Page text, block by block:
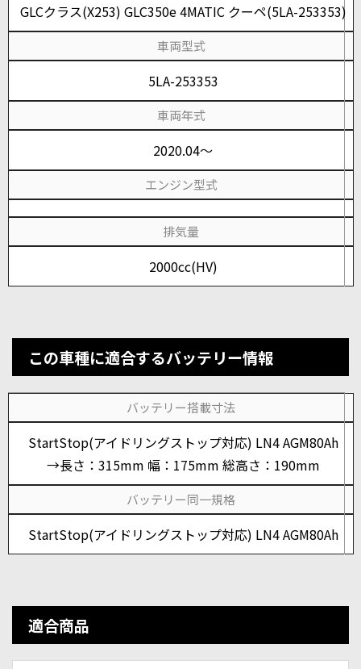
GLCクラス(X253) GLC350e 4MATIC クーペ(5LA-253353)
車両型式
5LA-253353
車両年式
2020.04～
エンジン型式
排気量
2000cc(HV)
この車種に適合するバッテリー情報
バッテリー搭載寸法
StartStop(アイドリングストップ対応) LN4 AGM80Ah
→長さ：315mm 幅：175mm 総高さ：190mm
バッテリー同一規格
StartStop(アイドリングストップ対応) LN4 AGM80Ah
適合商品